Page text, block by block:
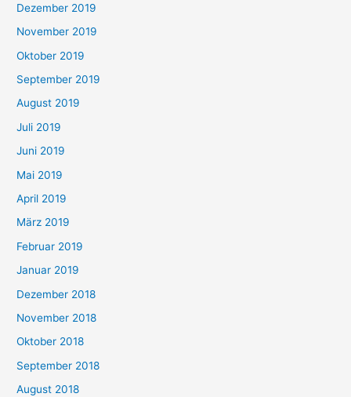
Dezember 2019
November 2019
Oktober 2019
September 2019
August 2019
Juli 2019
Juni 2019
Mai 2019
April 2019
März 2019
Februar 2019
Januar 2019
Dezember 2018
November 2018
Oktober 2018
September 2018
August 2018